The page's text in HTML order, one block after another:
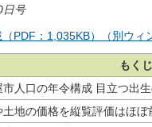
日号
PDF：1,035KB）（別ウィ
もくじ
市人口の年令構成 目立つ出
土地の価格を縦覧評価はほぼ